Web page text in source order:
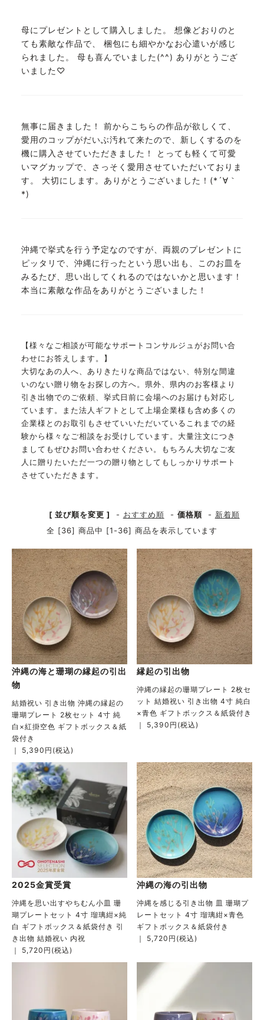
母にプレゼントとして購入しました。 想像どおりのと
ても素敵な作品で、 梱包にも細やかなお心遣いが感じ
られました。 母も喜んでいました(^^) ありがとうござ
いました♡
無事に届きました！ 前からこちらの作品が欲しくて、
愛用のコップがだいぶ汚れて来たので、新しくするのを
機に購入させていただきました！ とっても軽くて可愛
いマグカップで、さっそく愛用させていただいておりま
す。 大切にします。ありがとうございました！(*´∀｀
*)
沖縄で挙式を行う予定なのですが、両親のプレゼントに
ピッタリで、沖縄に行ったという思い出も、このお皿を
みるたび、思い出してくれるのではないかと思います！
本当に素敵な作品をありがとうございました！
【様々なご相談が可能なサポートコンサルジュがお問い合
わせにお答えします。】
大切なあの人へ、ありきたりな商品ではない、特別な間違
いのない贈り物をお探しの方へ。県外、県内のお客様より
引き出物でのご依頼、挙式日前に会場へのお届けも対応し
ています。また法人ギフトとして上場企業様も含め多くの
企業様とのお取引もさせていいただいているこれまでの経
験から様々なご相談をお受けしています。大量注文につき
ましてもぜひお問い合わせください。もちろん大切なご友
人に贈りたいただ一つの贈り物としてもしっかりサポート
させていただきます。
[ 並び順を変更 ] - おすすめ順 - 価格順 - 新着順
全 [36] 商品中 [1-36] 商品を表示しています
沖縄の海と珊瑚の縁起の引出
物
結婚祝い 引き出物 沖縄の縁起の
珊瑚プレート 2枚セット 4寸 純
白×紅掛空色 ギフトボックス＆紙
袋付き
｜ 5,390円(税込)
縁起の引出物
沖縄の縁起の珊瑚プレート 2枚セ
ット 結婚祝い 引き出物 4寸 純白
×青色 ギフトボックス＆紙袋付き
｜ 5,390円(税込)
2025金賞受賞
沖縄を思い出すやちむん小皿 珊
瑚プレートセット 4寸 瑠璃紺×純
白 ギフトボックス＆紙袋付き 引
き出物 結婚祝い 内祝
｜ 5,720円(税込)
沖縄の海の引出物
沖縄を感じる引き出物 皿 珊瑚プ
レートセット 4寸 瑠璃紺×青色
ギフトボックス＆紙袋付き
｜ 5,720円(税込)